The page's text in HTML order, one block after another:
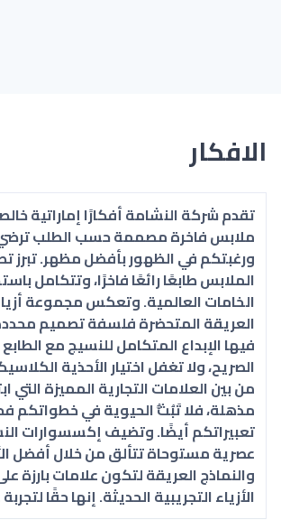
الافكار
تقدم شركة النشامة أفكارًا إماراتية
ملابس فاخرة مصممة حسب الطلب
ورغبتكم في الظهور بأفضل مظهر. تبرز
الملابس طابعًا رائعًا فاخرًا، وتتكامل
الخامات العالمية. وتعكس مجموعة
العريقة المتحضرة فلسفة تصميم
فيها الإبداع المتكامل للنسيج مع
الصريح، ولا تغفل اختيار الأحذية
من بين العلامات التجارية المميزة التي
مذهلة، فلا تَبُثُّ الحيوية في
تعبيراتكم أيضًا. وتضيف إكسسوارات
عصرية مستوحاة تتألق من خلال أفضل
والنماذج العريقة لتكون علامات بارزة
الأزياء التجريبية الحديثة. إنها حقًا